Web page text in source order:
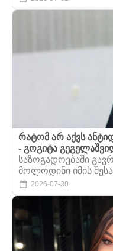
რატომ არ აქვს
- გოგიტა
საზოგადოებაში
მოლოდინი იმის
2026-07-30